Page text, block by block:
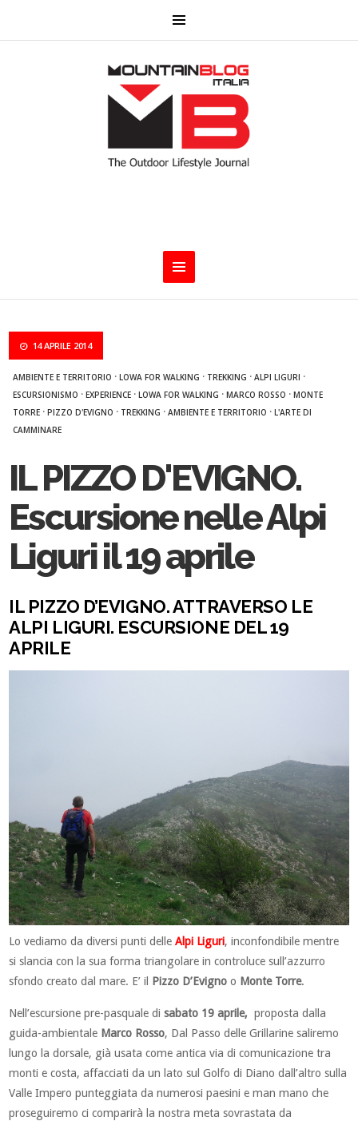
14 APRILE 2014
AMBIENTE E TERRITORIO ·LOWA FOR WALKING · TREKKING ·ALPI LIGURI ·
ESCURSIONISMO ·EXPERIENCE ·LOWA FOR WALKING ·MARCO ROSSO ·MONTE
TORRE ·PIZZO D'EVIGNO · TREKKING ·AMBIENTE E TERRITORIO ·L'ARTE DI
CAMMINARE
IL PIZZO D'EVIGNO.
Escursione nelle Alpi
Liguri il 19 aprile
IL PIZZO D’EVIGNO. ATTRAVERSO LE
ALPI LIGURI. ESCURSIONE DEL 19
APRILE
Lo vediamo da diversi punti delleAlpi Liguri, inconfondibile mentre
si slancia con la sua forma triangolare in controluce sull’azzurro
sfondo creato dal mare. E’ il
Pizzo D’Evigno o Monte Torre.
Nell’escursione pre-pasquale disabato 19 aprile, proposta dalla
guida-ambientale Marco Rosso, Dal Passo delle Grillarine saliremo
lungo la dorsale, già usata come antica via di comunicazione tra
monti e costa, affacciati da un lato sul Golfo di Diano dall’altro sulla
Valle Impero punteggiata da numerosi paesini e man mano che
proseguiremo ci comparirà la nostra meta sovrastata da